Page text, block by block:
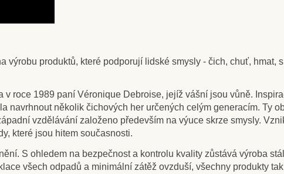
výrobu produktů, které podporují lidské smysly - čich, chuť, hmat,
v roce 1989 paní Véronique Debroise, jejíž vášní jsou vůně.
navrhnout několik čichových her určených celým generacím. Ty
vzdělávání založeno především na výuce skrze smysly.
které jsou hitem současnosti.
S ohledem na bezpečnost a kontrolu kvality zůstává výroba
všech odpadů a minimální zátěž ovzduší, všechny produkty